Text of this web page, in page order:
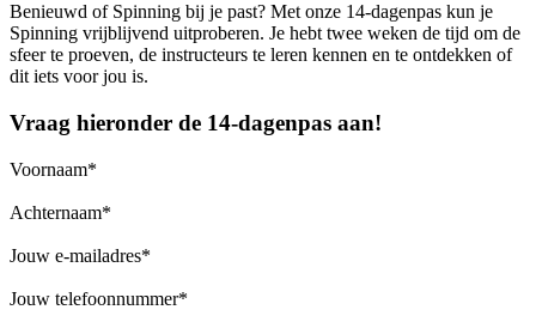
Benieuwd of Spinning bij je past? Met onze 14-dagenpas kun je
Spinning vrijblijvend uitproberen. Je hebt twee weken de tijd om de
sfeer te proeven, de instructeurs te leren kennen en te ontdekken of
dit iets voor jou is.
Vraag hieronder de 14-dagenpas aan!
Voornaam
Achternaam
Jouw e-mailadres
Jouw telefoonnummer